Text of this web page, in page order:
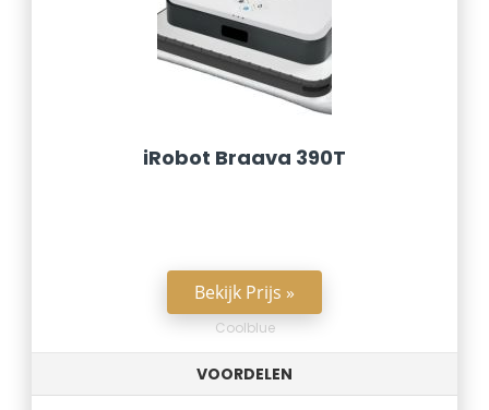
iRobot Braava 390T
Bekijk Prijs »
Coolblue
VOORDELEN